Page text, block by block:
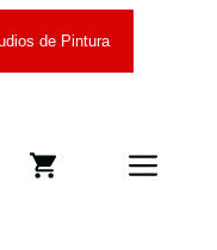
de Pintura